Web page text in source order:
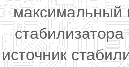
максимальный
источник